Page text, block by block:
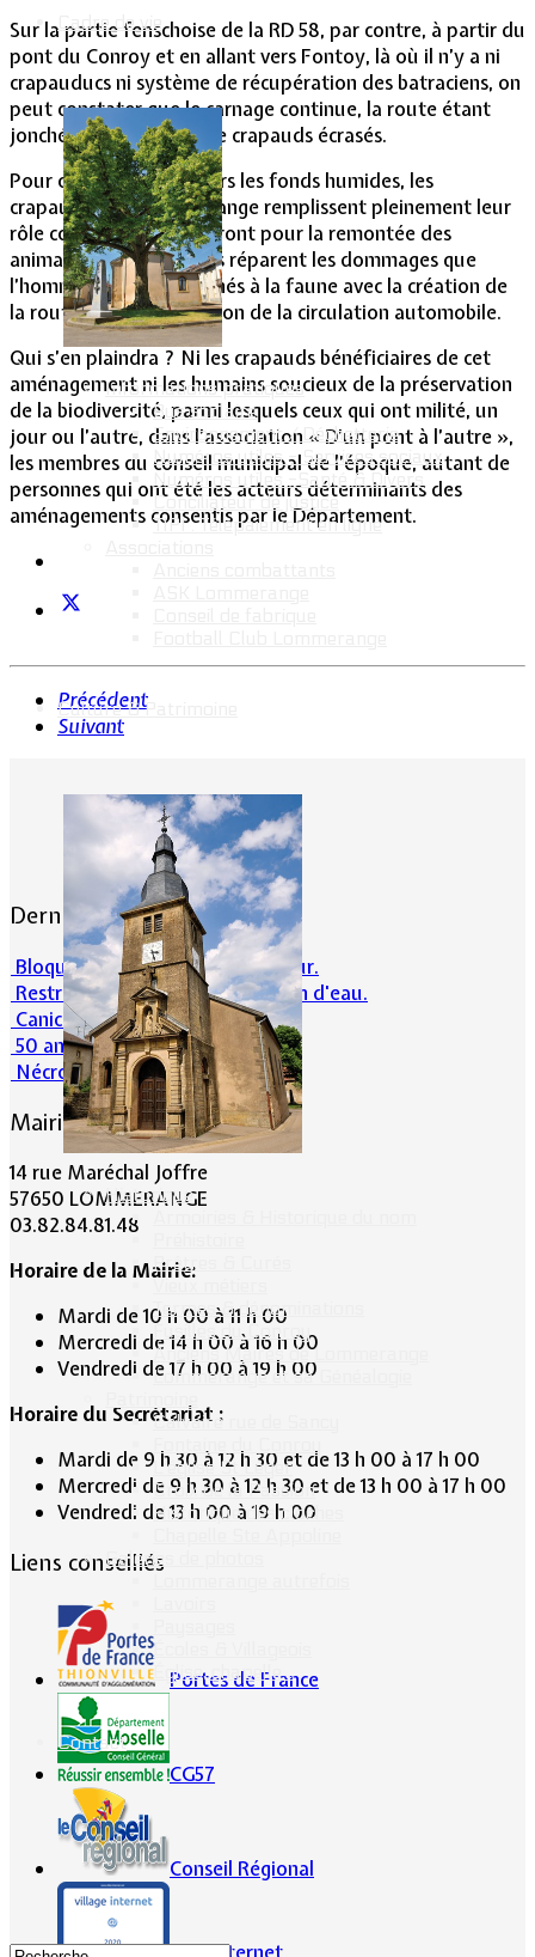
Cadre de vie
Informations pratiques
Bus scolaire
Environnement / Déchetterie
Numéros utiles - Services sociaux
Numéros utiles -Santé & Divers
Conciliateur de justice
TIPI : Télépaiement en ligne
Culture & Patrimoine
Historique
Prêtres & Curés
Vieux métiers
Termes & dénominations
Fusillés du Conroy
Anciens Maires de Lommerange
Lommerange et sa Généalogie
Calvaire rue de Sancy
L'église St Léger
Croix de la Passion
Historique des cloches
Galeries de photos
Écoles & Villageois
Église, chapelle...
Contact
Sur la partie fenschoise de la RD 58, par contre, à partir du
pont du Conroy et en allant vers Fontoy, là où il n’y a ni
crapauducs ni système de récupération des batraciens, on
peut constater que le carnage continue, la route étant
jonchée de centaines de crapauds écrasés.
Pour cette migration vers les fonds humides, les
crapauducs de Lommerange remplissent pleinement leur
rôle comme ils le rempliront pour la remontée des
animaux vers la forêt. Ils réparent les dommages que
l’homme avait occasionnés à la faune avec la création de
la route et l’intensification de la circulation automobile.
Qui s’en plaindra ? Ni les crapauds bénéficiaires de cet
aménagement ni les humains soucieux de la préservation
de la biodiversité, parmi lesquels ceux qui ont milité, un
jour ou l’autre, dans l’association « D’un pont à l’autre »,
les membres du conseil municipal de l’époque, autant de
personnes qui ont été les acteurs déterminants des
aménagements consentis par le Département.
Précédent
Suivant
Dernières actualités
Bloqué en forêt. Cherchez l’erreur.
Restrictions sur la consommation d'eau.
Canicule et milieu naturel
50 ans d’histoires de foot
Nécrologie : Norbert Lacolombe
Mairie de Lommerange
14 rue Maréchal Joffre
57650 LOMMERANGE
03.82.84.81.48
Horaire de la Mairie:
Mardi de 10 h 00 à 11 h 00
Mercredi de 14 h 00 à 16 h 00
Vendredi de 17 h 00 à 19 h 00
Horaire du Secrétariat :
Mardi de 9 h 30 à 12 h 30 et de 13 h 00 à 17 h 00
Mercredi de 9 h 30 à 12 h 30 et de 13 h 00 à 17 h 00
Vendredi de 13 h 00 à 19 h 00
Liens conseillés
Portes de France
CG57
Conseil Régional